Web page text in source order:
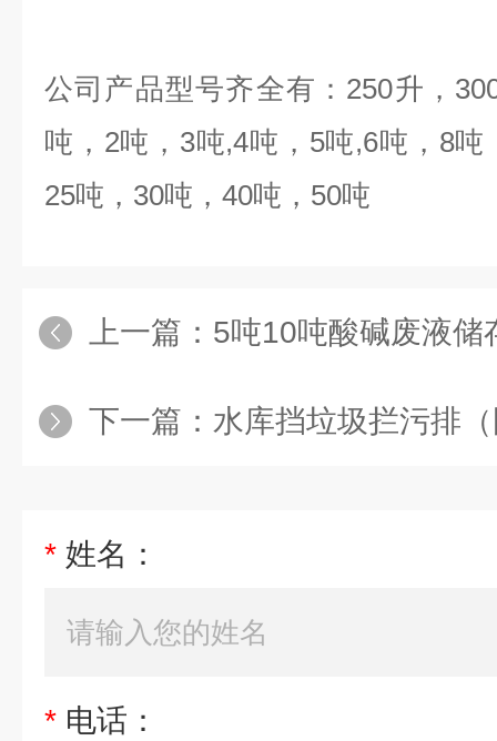
公司产品型号齐全有： 250升，
吨， 2吨， 3吨,4吨， 5吨,6吨， 8吨
25吨， 30吨， 40吨， 50吨
上一篇： 5吨10吨酸碱废液储
下一篇： 水库挡垃圾拦污排
* 姓名：
* 电话：